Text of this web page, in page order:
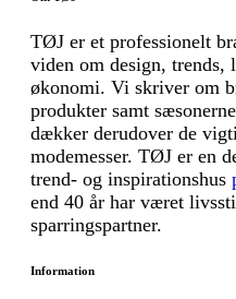
TØJ er et professionelt
viden om design,
økonomi. Vi skriver om
produkter samt
dækker derudover de
modemesser. TØJ er en
trend- og inspirationshus
end 40 år har været
sparringspartner.
Information